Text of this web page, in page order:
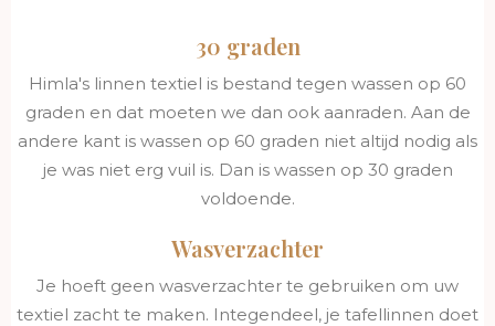
30 graden
Himla's linnen textiel is bestand tegen wassen op 60
graden en dat moeten we dan ook aanraden. Aan de
andere kant is wassen op 60 graden niet altijd nodig als
je was niet erg vuil is. Dan is wassen op 30 graden
voldoende.
Wasverzachter
Je hoeft geen wasverzachter te gebruiken om uw
textiel zacht te maken. Integendeel, je tafellinnen doet